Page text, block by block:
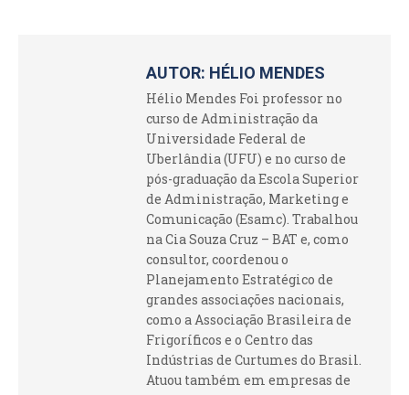
AUTOR: HÉLIO MENDES
Hélio Mendes Foi professor no
curso de Administração da
Universidade Federal de
Uberlândia (UFU) e no curso de
pós-graduação da Escola Superior
de Administração, Marketing e
Comunicação (Esamc). Trabalhou
na Cia Souza Cruz – BAT e, como
consultor, coordenou o
Planejamento Estratégico de
grandes associações nacionais,
como a Associação Brasileira de
Frigoríficos e o Centro das
Indústrias de Curtumes do Brasil.
Atuou também em empresas de